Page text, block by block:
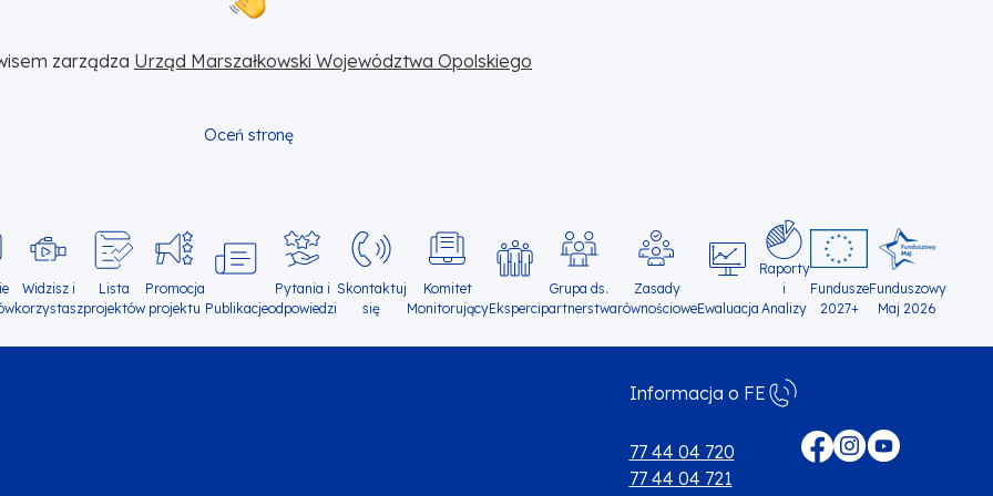
zarządza Urząd Marszałkowski Województwa Opolskiego
Oceń stronę
Widzisz i
korzystasz
Lista
projektów
Promocja
projektu Publikacje
Pytania i
odpowiedzi
Skontaktuj
się
Komitet
MonitorującyEksperci
Grupa ds.
partnerstwa
Zasady
równościoweEwaluacja
Raporty
i
Analizy
Fundusze
2027+
Funduszowy
Maj 2026
Informacja o FE
77 44 04 720
77 44 04 721
footer